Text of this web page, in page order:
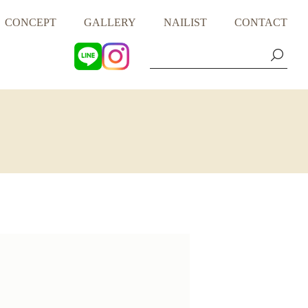
CONCEPT GALLERY NAILIST CONTACT